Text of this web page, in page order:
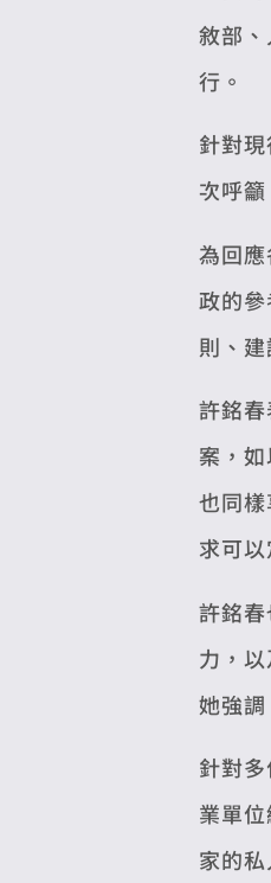
敘部
行。
針對
次呼
為回
政的
則、
許銘
案，
也同
求可
許銘
力，
她強
針對
業單
家的